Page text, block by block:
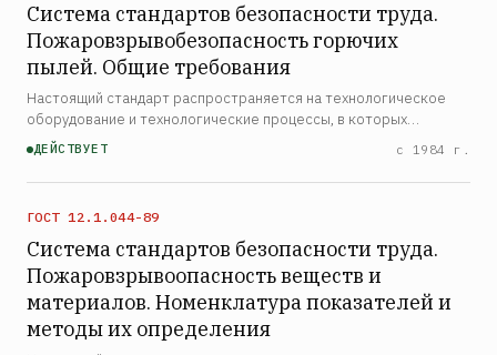
Система стандартов безопасности труда.
Пожаровзрывобезопасность горючих
пылей. Общие требования
Настоящий стандарт распространяется на технологическое
оборудование и технологические процессы, в которых
присутствуют горючие пыли и устанавливает общие
требования к обеспечению их пожаровзрывобезопасности.
Стандарт не …
ДЕЙСТВУЕТ с 1984 г.
ГОСТ 12.1.044-89
Система стандартов безопасности труда.
Пожаровзрывоопасность веществ и
материалов. Номенклатура показателей и
методы их определения